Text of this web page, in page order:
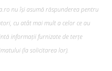
nu își asumă răspunderea pentru
cu atât mai mult a celor ce au
informații furnizate de terțe
(la solicitarea lor).